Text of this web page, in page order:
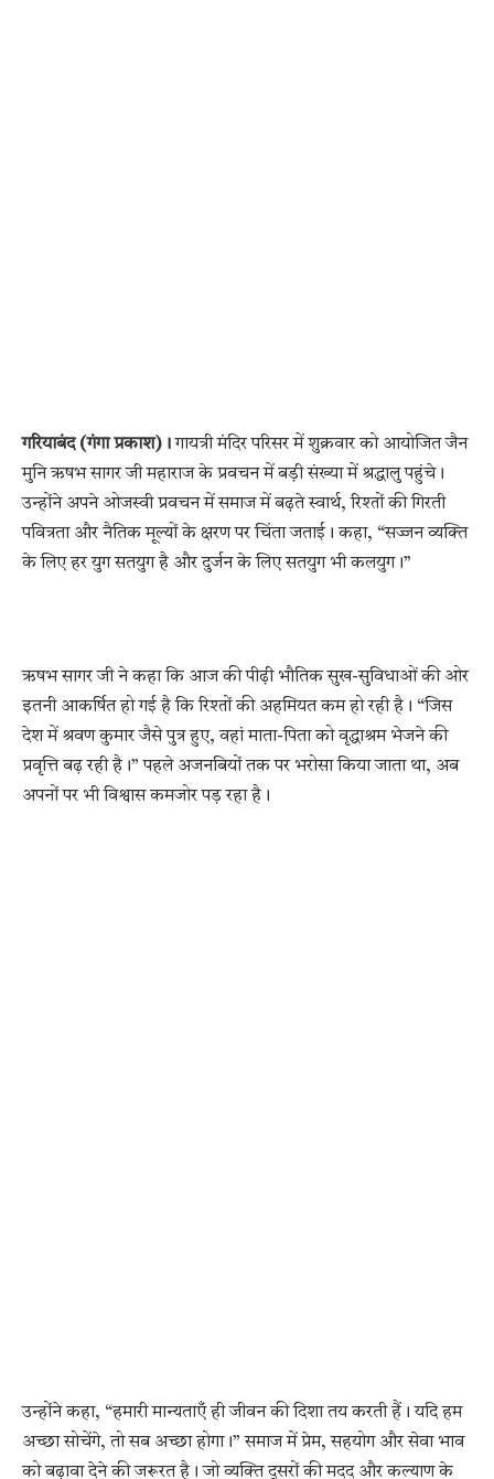
गरियाबंद (गंगा प्रकाश)। गायत्री मंदिर परिसर में शुक्रवार को आयोजित जैन
मुनि ऋषभ सागर जी महाराज के प्रवचन में बड़ी संख्या में श्रद्धालु पहुंचे।
उन्होंने अपने ओजस्वी प्रवचन में समाज में बढ़ते स्वार्थ, रिश्तों की गिरती
पवित्रता और नैतिक मूल्यों के क्षरण पर चिंता जताई। कहा, “सज्जन व्यक्ति
के लिए हर युग सतयुग है और दुर्जन के लिए सतयुग भी कलयुग।”
ऋषभ सागर जी ने कहा कि आज की पीढ़ी भौतिक सुख-सुविधाओं की ओर
इतनी आकर्षित हो गई है कि रिश्तों की अहमियत कम हो रही है। “जिस
देश में श्रवण कुमार जैसे पुत्र हुए, वहां माता-पिता को वृद्धाश्रम भेजने की
प्रवृत्ति बढ़ रही है।” पहले अजनबियों तक पर भरोसा किया जाता था, अब
अपनों पर भी विश्वास कमजोर पड़ रहा है।
उन्होंने कहा, “हमारी मान्यताएँ ही जीवन की दिशा तय करती हैं। यदि हम
अच्छा सोचेंगे, तो सब अच्छा होगा।” समाज में प्रेम, सहयोग और सेवा भाव
को बढ़ावा देने की जरूरत है। जो व्यक्ति दूसरों की मदद और कल्याण के